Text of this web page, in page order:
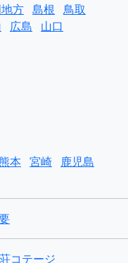
方 島根 鳥取
広島 山口
本 宮崎
鹿児島
コテージ